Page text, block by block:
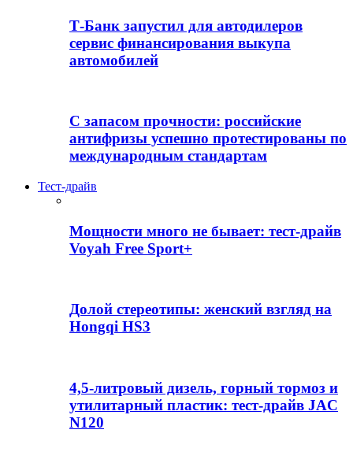
Т-Банк запустил для автодилеров
сервис финансирования выкупа
автомобилей
С запасом прочности: российские
антифризы успешно протестированы по
международным стандартам
Тест-драйв
Мощности много не бывает: тест-драйв
Voyah Free Sport+
Долой стереотипы: женский взгляд на
Hongqi HS3
4,5-литровый дизель, горный тормоз и
утилитарный пластик: тест-драйв JAC
N120